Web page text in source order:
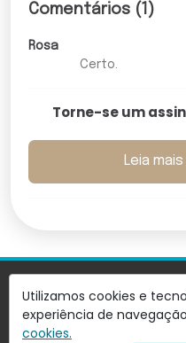
Comentários (1)
Rosa
Certo.
Torne-se um
Leia
Utilizamos cookies e
experiência de
cookies.